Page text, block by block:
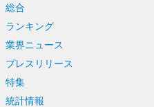
総合
ランキング
業界ニュース
プレスリリース
特集
統計情報